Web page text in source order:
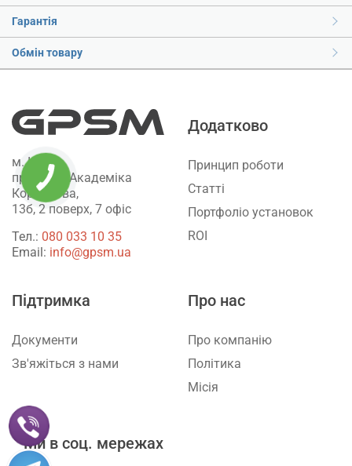
Гарантія
Обмін товару
м. Київ,
проспект Академіка
Корольова,
13б, 2 поверх, 7 офіс
Тел.: ‎080 033 10 35
Email: info@gpsm.ua
Додатково
Принцип роботи
Статті
Портфоліо установок
ROI
Підтримка
Документи
Зв'яжіться з нами
Про нас
Про компанію
Політика
Місія
Ми в соц. мережах